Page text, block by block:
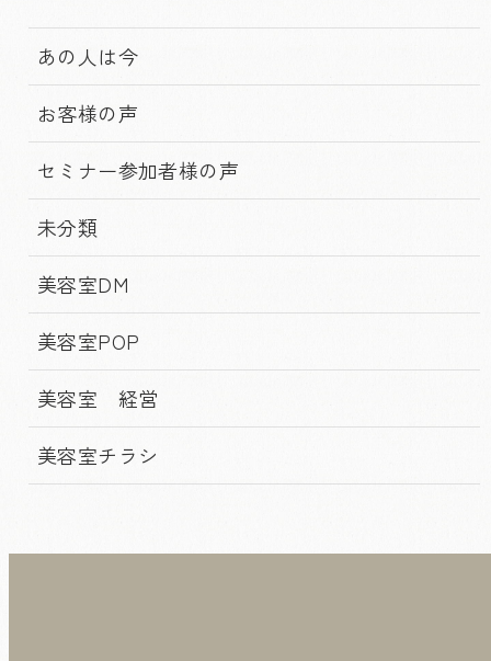
あの人は今
お客様の声
セミナー参加者様の声
未分類
美容室DM
美容室POP
美容室 経営
美容室チラシ